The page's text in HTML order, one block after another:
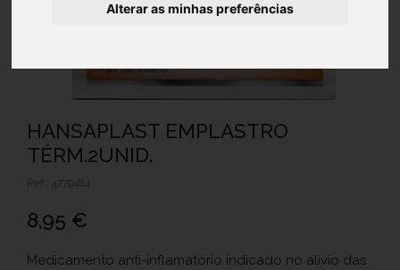
Alterar as minhas preferências
HANSAPLAST EMPLASTRO
TÉRM.2UNID.
Ref.: 4779484
8,95 €
Medicamento anti-inflamatório indicado no alívio das